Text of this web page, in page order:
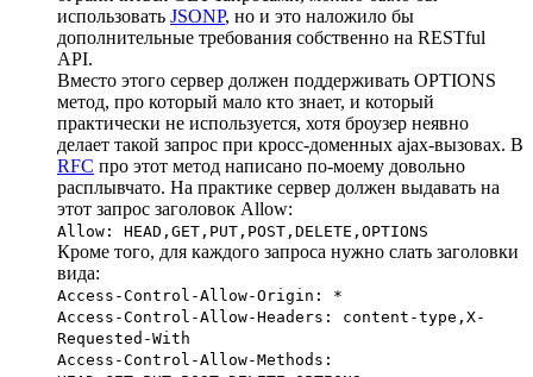
использовать JSONP, но и это наложило бы
дополнительные требования собственно на RESTful
API.
Вместо этого сервер должен поддерживать OPTIONS
метод, про который мало кто знает, и который
практически не используется, хотя броузер неявно
делает такой запрос при кросс-доменных ajax-вызовах. В
RFC про этот метод написано по-моему довольно
расплывчато. На практике сервер должен выдавать на
этот запрос заголовок Allow:
Allow: HEAD,GET,PUT,POST,DELETE,OPTIONS
Кроме того, для каждого запроса нужно слать заголовки
вида:
Access-Control-Allow-Origin: *
Access-Control-Allow-Headers: content-type,X-
Requested-With
Access-Control-Allow-Methods: